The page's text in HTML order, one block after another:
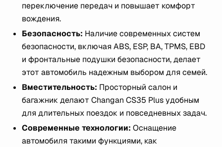
переключение передач и повышает комфорт
вождения.
Безопасность: Наличие современных систем
безопасности, включая ABS, ESP, BA, TPMS, EBD
и фронтальные подушки безопасности, делает
этот автомобиль надежным выбором для семей.
Вместительность: Просторный салон и
багажник делают Changan CS35 Plus удобным
для длительных поездок и повседневных задач.
Современные технологии: Оснащение
автомобиля такими функциями, как